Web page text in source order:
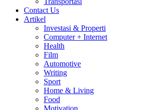
Contact Us
Artikel
Investasi & Properti
Computer + Internet
Health
Film
Automotive
Writing
Sport
Home & Living
Food
Motivation